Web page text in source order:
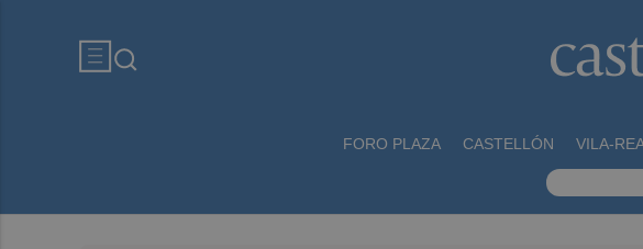
FORO PLAZA CASTELLÓN VILA-